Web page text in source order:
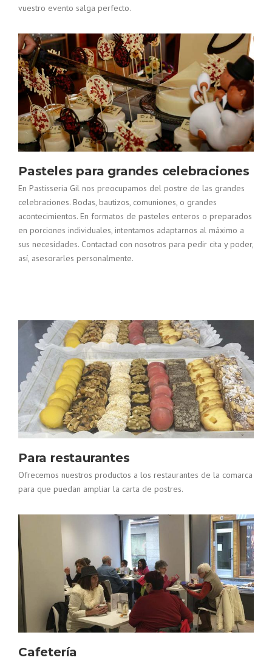
vuestro evento salga perfecto.
Pasteles para grandes celebraciones
En Pastisseria Gil nos preocupamos del postre de las grandes
celebraciones. Bodas, bautizos, comuniones, o grandes
acontecimientos. En formatos de pasteles enteros o preparados
en porciones individuales, intentamos adaptarnos al máximo a
sus necesidades. Contactad con nosotros para pedir cita y poder,
así, asesorarles personalmente.
Para restaurantes
Ofrecemos nuestros productos a los restaurantes de la comarca
para que puedan ampliar la carta de postres.
Cafetería